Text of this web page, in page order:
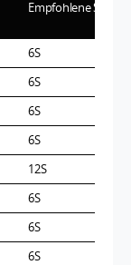
Empfohlene
6S
6S
6S
6S
12S
6S
6S
6S